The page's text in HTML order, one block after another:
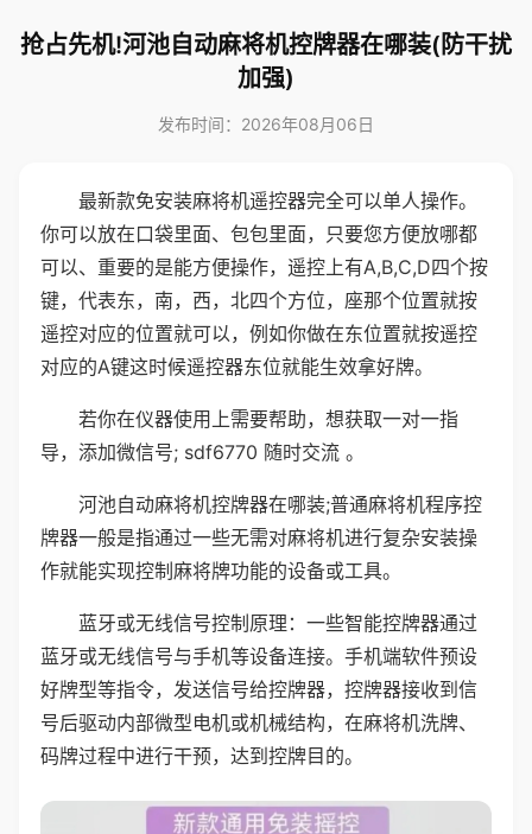
抢占先机!河池自动麻将机控牌器在哪装(防干扰
加强)
发布时间：2026年08月06日
最新款免安装麻将机遥控器完全可以单人操作。
你可以放在口袋里面、包包里面，只要您方便放哪都
可以、重要的是能方便操作，遥控上有A,B,C,D四个按
键，代表东，南，西，北四个方位，座那个位置就按
遥控对应的位置就可以，例如你做在东位置就按遥控
对应的A键这时候遥控器东位就能生效拿好牌。
若你在仪器使用上需要帮助，想获取一对一指
导，添加微信号; sdf6770 随时交流 。
河池自动麻将机控牌器在哪装;普通麻将机程序控
牌器一般是指通过一些无需对麻将机进行复杂安装操
作就能实现控制麻将牌功能的设备或工具。
蓝牙或无线信号控制原理：一些智能控牌器通过
蓝牙或无线信号与手机等设备连接。手机端软件预设
好牌型等指令，发送信号给控牌器，控牌器接收到信
号后驱动内部微型电机或机械结构，在麻将机洗牌、
码牌过程中进行干预，达到控牌目的。